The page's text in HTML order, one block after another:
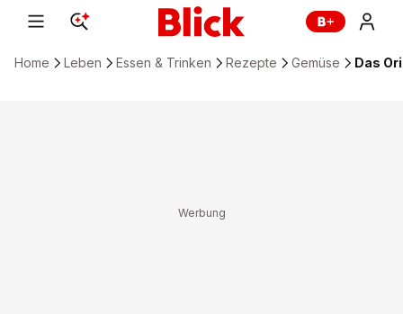
Home Leben Essen & Trinken Rezepte Gemüse Das